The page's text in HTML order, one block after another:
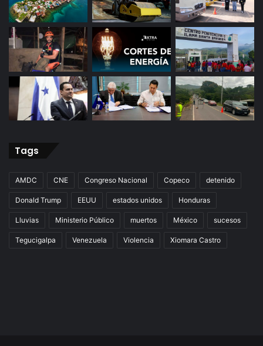
Tags
AMDC CNE Congreso Nacional Copeco detenido
Donald Trump EEUU estados unidos Honduras
Lluvias Ministerio Público muertos México sucesos
Tegucigalpa Venezuela Violencia Xiomara Castro